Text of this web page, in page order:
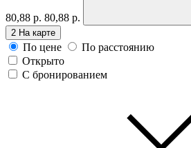
80,88 р. 80,88 р.
2 На карте
По цене
По расстоянию
Открыто
С бронированием